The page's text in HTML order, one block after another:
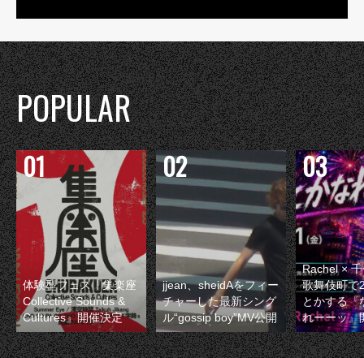
POPULAR
体験型フェス『集楽座
Collective Sounds &
Cultures』開催決定
jjean、sheidAをフィー
チャーした最新シング
ル“gossip boy”MV公開
Rachel ×
歌舞伎町で
とかする『
れーーッ』